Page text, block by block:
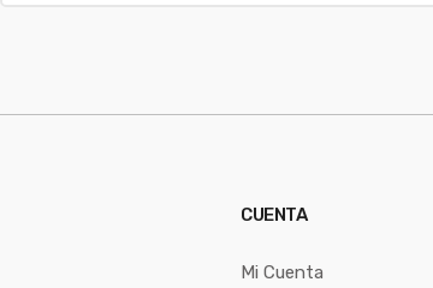
a
CUENTA
Mi Cuenta